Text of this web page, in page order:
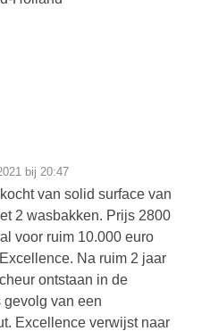
bij 20:47
van solid surface van
2 wasbakken. Prijs 2800
voor ruim 10.000 euro
Na ruim 2 jaar
ontstaan in de
gevolg van een
Excellence verwijst naar